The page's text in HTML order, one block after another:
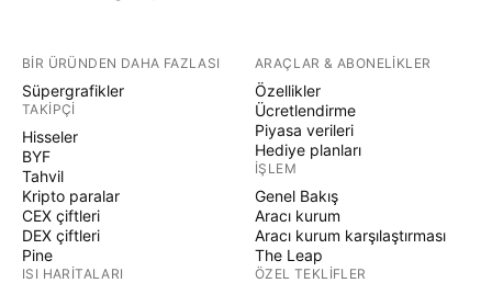
BIR ÜRÜNDEN DAHA FAZLASI
Süpergrafikler
TAKIPÇI
Hisseler
BYF
Tahvil
Kripto paralar
CEX çiftleri
DEX çiftleri
Pine
ISI HARITALARI
ARAÇLAR & ABONELIKLER
Özellikler
Ücretlendirme
Piyasa verileri
Hediye planları
İŞLEM
Genel Bakış
Aracı kurum
Aracı kurum karşılaştırması
The Leap
ÖZEL TEKLIFLER